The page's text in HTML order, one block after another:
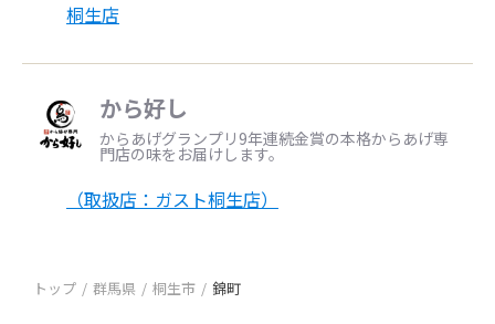
桐生店
から好し
からあげグランプリ9年連続金賞の本格からあげ専
門店の味をお届けします。
（取扱店：ガスト桐生店）
トップ 群馬県 桐生市 錦町